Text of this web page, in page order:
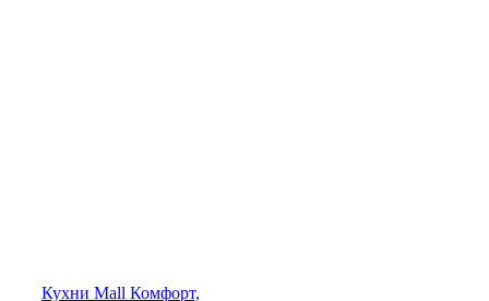
Кухни Mall Комфорт,